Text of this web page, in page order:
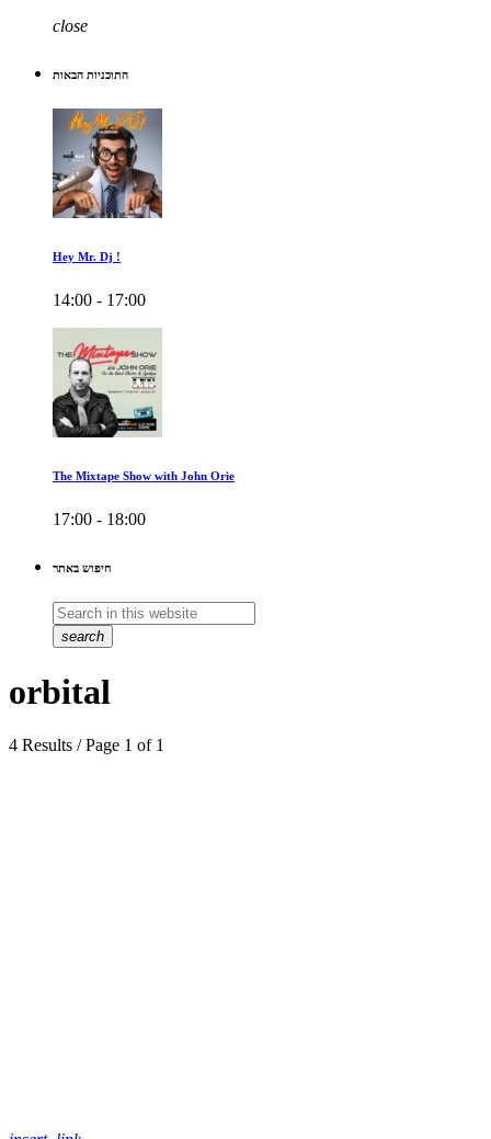
close
התוכניות הבאות
Hey Mr. Dj !
14:00 - 17:00
The Mixtape Show with John Orie
17:00 - 18:00
חיפוש באתר
search
orbital
4 Results / Page 1 of 1